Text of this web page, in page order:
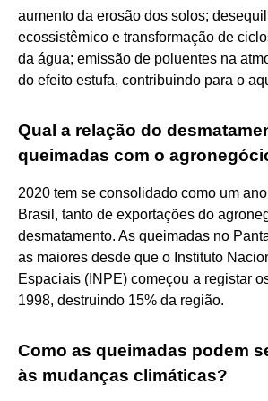
aumento da erosão dos solos;
ecossistêmico e transformação de
da água; emissão de poluentes na
do efeito estufa, contribuindo para o
Qual a relação do
queimadas com o
2020 tem se consolidado como um
Brasil, tanto de exportações do
desmatamento. As queimadas no
as maiores desde que o Instituto
Espaciais (INPE) começou a registar
1998, destruindo 15% da região.
Como as queimadas podem
às mudanças climáticas?